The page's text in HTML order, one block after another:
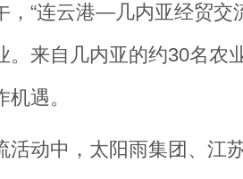
，“连云港—几内亚经贸交
。来自几内亚的约30名农
遇。
活动中，太阳雨集团、江